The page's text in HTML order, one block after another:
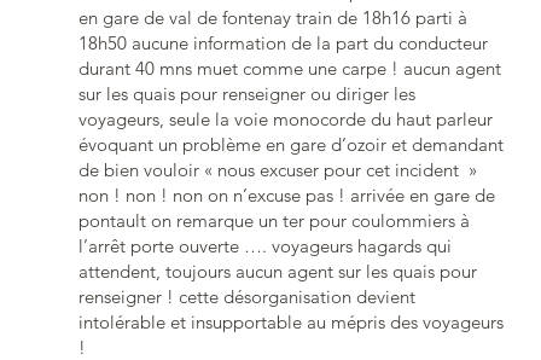
en gare de val de fontenay train de 18h16 parti à
18h50 aucune information de la part du conducteur
durant 40 mns muet comme une carpe ! aucun agent
sur les quais pour renseigner ou diriger les
voyageurs, seule la voie monocorde du haut parleur
évoquant un problème en gare d’ozoir et demandant
de bien vouloir « nous excuser pour cet incident »
non ! non ! non on n’excuse pas ! arrivée en gare de
pontault on remarque un ter pour coulommiers à
l’arrêt porte ouverte …. voyageurs hagards qui
attendent, toujours aucun agent sur les quais pour
renseigner ! cette désorganisation devient
intolérable et insupportable au mépris des voyageurs
!